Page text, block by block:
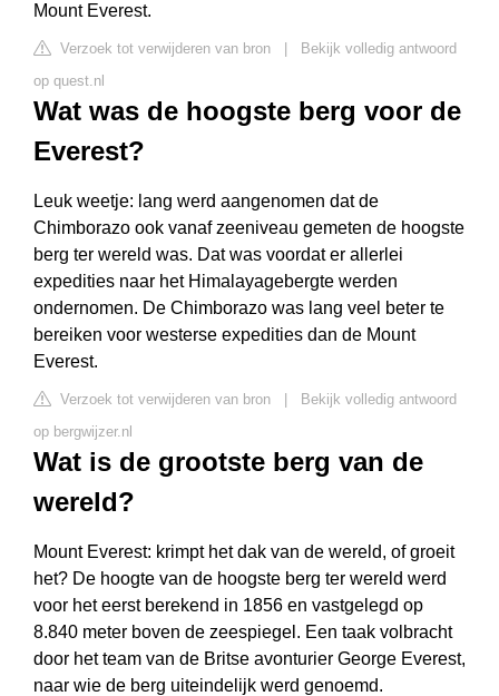
Mount Everest.
Verzoek tot verwijderen van bron
Bekijk volledig antwoord
op quest.nl
Wat was de hoogste berg voor de
Everest?
Leuk weetje: lang werd aangenomen dat de
Chimborazo ook vanaf zeeniveau gemeten de hoogste
berg ter wereld was. Dat was voordat er allerlei
expedities naar het Himalayagebergte werden
ondernomen. De Chimborazo was lang veel beter te
bereiken voor westerse expedities dan de Mount
Everest.
Verzoek tot verwijderen van bron
Bekijk volledig antwoord
op bergwijzer.nl
Wat is de grootste berg van de
wereld?
Mount Everest: krimpt het dak van de wereld, of groeit
het? De hoogte van de hoogste berg ter wereld werd
voor het eerst berekend in 1856 en vastgelegd op
8.840 meter boven de zeespiegel. Een taak volbracht
door het team van de Britse avonturier George Everest,
naar wie de berg uiteindelijk werd genoemd.